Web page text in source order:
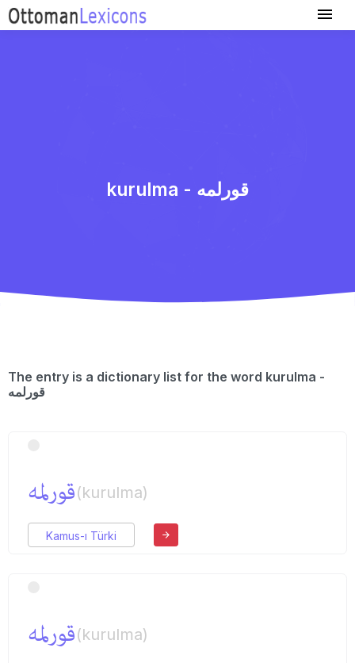
kurulma - قورلمه
The entry is a dictionary list for the word kurulma -
قورلمه
قورلمه(kurulma)
Kamus-ı Türki
قورلمه(kurulma)